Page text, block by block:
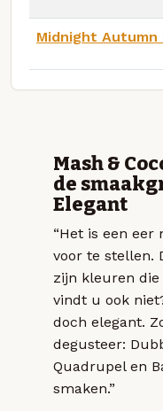
Midnight Autumn
Mash &
de
Elegant
“Het is een eer
voor te stellen.
zijn kleuren
vindt u ook
doch elegant.
degusteer:
Quadrupel en
smaken.”